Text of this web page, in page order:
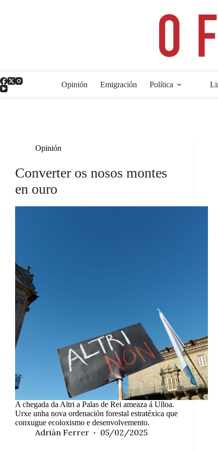
Opinión Emigración Política
Opinión
Converter os nosos montes
en ouro
A chegada da Altri a Palas de Rei ameaza á Ulloa.
Urxe unha nova ordenación forestal estratéxica que
conxugue ecoloxismo e desenvolvemento.
Adrián Ferrer 05/02/2025